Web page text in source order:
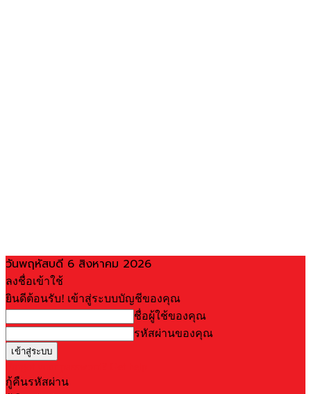
วันพฤหัสบดี 6 สิงหาคม 2026
ลงชื่อเข้าใช้
ยินดีต้อนรับ! เข้าสู่ระบบบัญชีของคุณ
ชื่อผู้ใช้ของคุณ
รหัสผ่านของคุณ
กู้คืนรหัสผ่าน